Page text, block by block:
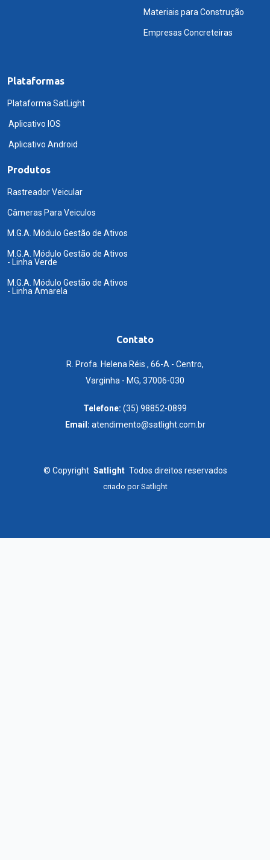
Materiais para Construção
Empresas Concreteiras
Plataformas
Plataforma SatLight
Aplicativo IOS
Aplicativo Android
Produtos
Rastreador Veicular
Câmeras Para Veiculos
M.G.A. Módulo Gestão de Ativos
M.G.A. Módulo Gestão de Ativos
- Linha Verde
M.G.A. Módulo Gestão de Ativos
- Linha Amarela
Contato
R. Profa. Helena Réis , 66-A - Centro,
Varginha - MG, 37006-030
Telefone: (35) 98852-0899
Email: atendimento@satlight.com.br
© Copyright Satlight Todos direitos reservados
criado porSatlight